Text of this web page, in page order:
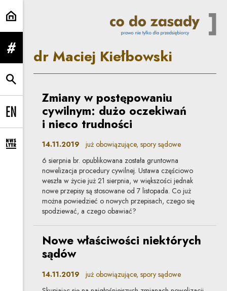
dr Maciej Kiełbowski | Co do
rozwiń menu
rozwiń wyszukiwarkę
Change language to EN
rozwiń formularz zapisu na newsletter
dr Maciej Kiełbowski
Zmiany w postępowaniu
cywilnym: dużo oczekiwań
i nieco trudności
14.11.2019 już obowiązujące, spory sądowe
6 sierpnia br. opublikowana została gruntowna
nowelizacja procedury cywilnej. Ustawa częściowo
weszła w życie już 21 sierpnia, w większości jednak
nowe przepisy są stosowane od 7 listopada. Co już
można powiedzieć o nowych przepisach, czego się
spodziewać, a czego obawiać?
Nowe właściwości niektórych
sądów
14.11.2019 już obowiązujące, spory sądowe